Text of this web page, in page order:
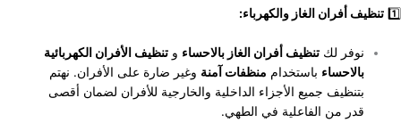
1️⃣ تنظيف أفران الغاز والكهرباء:
نوفر لكتنظيف أفران الغاز بالاحساء وتنظيف الأفران الكهربائية
بالاحساء باستخدام منظفات آمنة وغير ضارة على الأفران. نهتم
بتنظيف جميع الأجزاء الداخلية والخارجية للأفران لضمان أقصى
قدر من الفاعلية في الطهي.